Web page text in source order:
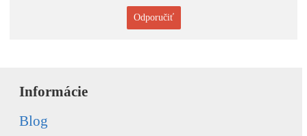
Odporučiť
Informácie
Blog